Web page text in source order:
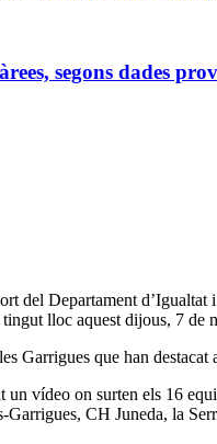
segons dades
del Departament
lloc aquest dijous, 7 de
Garrigues que han destacat
vídeo on surten els 16
Garrigues, CH Juneda, la